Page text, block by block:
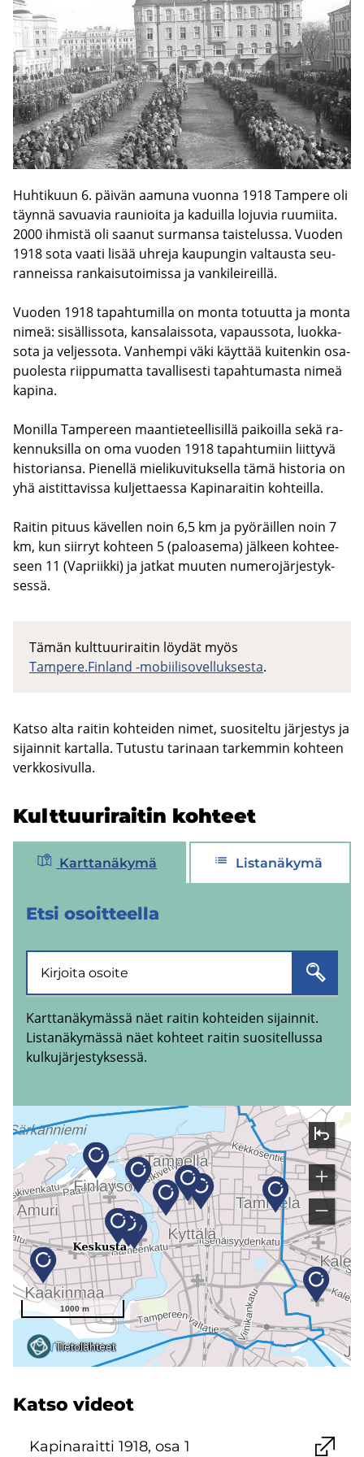
Huh­ti­kuun 6. päi­vän aa­mu­na vuon­na 1918 Tam­pe­re oli
täyn­nä sa­vua­via rau­nioi­ta ja ka­duil­la lo­ju­via ruu­mii­ta.
2000 ih­mis­tä oli saa­nut sur­man­sa tais­te­lus­sa. Vuo­den
1918 sota vaati lisää uh­re­ja kau­pun­gin val­taus­ta seu­
ran­neis­sa ran­kai­su­toi­mis­sa ja van­ki­lei­reil­lä.
Vuo­den 1918 ta­pah­tu­mil­la on monta to­tuut­ta ja monta
nimeä: si­säl­lis­so­ta, kan­sa­lais­so­ta, va­paus­so­ta, luok­ka­
so­ta ja vel­jes­so­ta. Van­hem­pi väki käyt­tää kui­ten­kin os­a­
puo­les­ta riip­pu­mat­ta ta­val­li­ses­ti ta­pah­tu­mas­ta nimeä
ka­pi­na.
Mo­nil­la Tam­pe­reen maan­tie­teel­li­sil­lä pai­koil­la sekä ra­
ken­nuk­sil­la on oma vuo­den 1918 ta­pah­tu­miin liit­ty­vä
his­to­rian­sa. Pie­nel­lä mie­li­ku­vi­tuk­sel­la tämä his­to­ria on
yhä ais­tit­ta­vis­sa kul­jet­taes­sa Ka­pi­na­rai­tin koh­teil­la.
Rai­tin pi­tuus kä­vel­len noin 6,5 km ja pyö­räil­len noin 7
km, kun siir­ryt koh­teen 5 (pa­loa­se­ma) jäl­keen koh­tee­
seen 11 (Vapriik­ki) ja jat­kat muu­ten nu­me­ro­jär­jes­tyk­
ses­sä.
Tämän kulttuuriraitin löydät myös
Tampere.Finland -mobiilisovelluksesta.
Katso alta rai­tin koh­tei­den nimet, suo­si­tel­tu jär­jes­tys ja
si­jain­nit kar­tal­la. Tu­tus­tu ta­ri­naan tar­kem­min koh­teen
verk­ko­si­vul­la.
Kult­tuu­ri­rai­tin koh­teet
Karttanäkymä Listanäkymä
Etsi osoit­teel­la
Karttanäkymässä näet raitin kohteiden sijainnit.
Listanäkymässä näet kohteet raitin suositellussa
kulkujärjestyksessä.
Katso vi­deot
Ka­pi­na­rait­ti 1918, osa 1